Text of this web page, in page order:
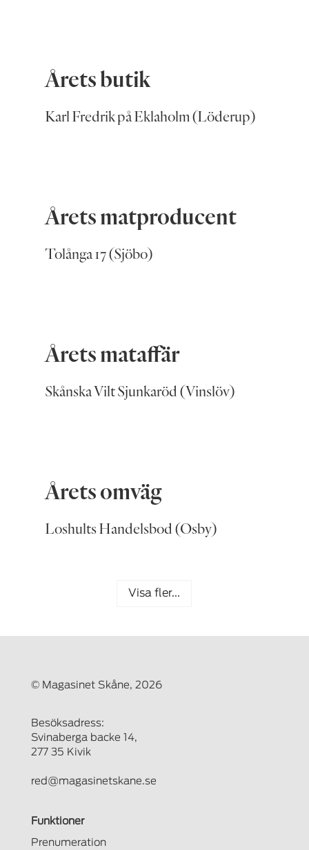
Årets butik
Karl Fredrik på Eklaholm (Löderup)
Årets matproducent
Tolånga 17 (Sjöbo)
Årets mataffär
Skånska Vilt Sjunkaröd (Vinslöv)
Årets omväg
Loshults Handelsbod (Osby)
Visa fler...
© Magasinet Skåne, 2026
Besöksadress:
Svinaberga backe 14,
277 35 Kivik
red@magasinetskane.se
Funktioner
Prenumeration